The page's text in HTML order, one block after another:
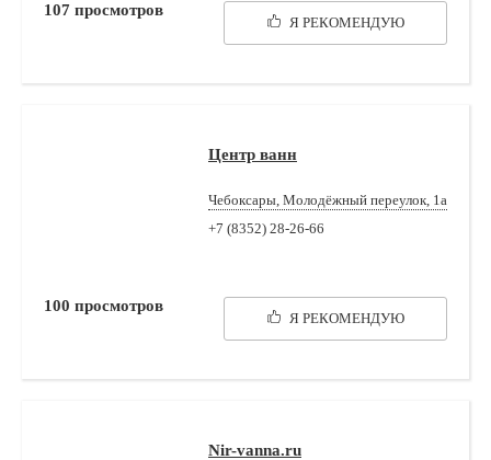
Я РЕКОМЕНДУЮ
107 просмотров
Центр ванн
Чебоксары, Молодёжный переулок, 1а
+7 (8352) 28-26-66
Я РЕКОМЕНДУЮ
100 просмотров
Nir-vanna.ru